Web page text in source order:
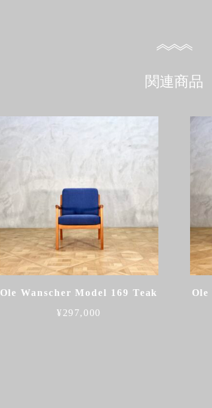
関連商品
Ole Wanscher Model 169 Teak
¥297,000
Ole